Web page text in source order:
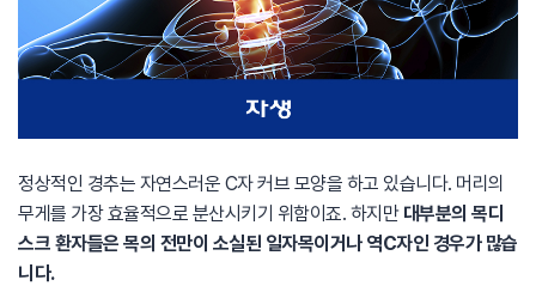
정상적인 경추는 자연스러운 C자 커브 모양을 하고 있습니다. 머리의
무게를 가장 효율적으로 분산시키기 위함이죠. 하지만 대부분의 목디
스크 환자들은 목의 전만이 소실된 일자목이거나 역C자인 경우가 많습
니다.